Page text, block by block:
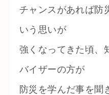
チャンスがあれば防
いう思いが
強くなってきた頃、
バイザーの方が
防災を学んだ事を聞